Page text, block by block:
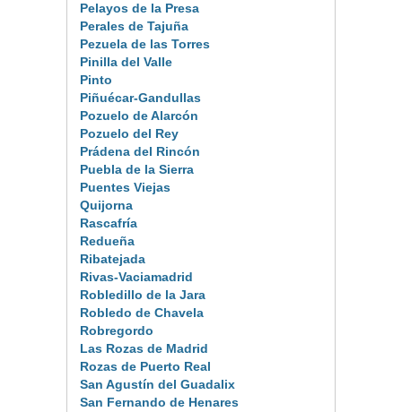
Pelayos de la Presa
Perales de Tajuña
Pezuela de las Torres
Pinilla del Valle
Pinto
Piñuécar-Gandullas
Pozuelo de Alarcón
Pozuelo del Rey
Prádena del Rincón
Puebla de la Sierra
Puentes Viejas
Quijorna
Rascafría
Redueña
Ribatejada
Rivas-Vaciamadrid
Robledillo de la Jara
Robledo de Chavela
Robregordo
Las Rozas de Madrid
Rozas de Puerto Real
San Agustín del Guadalix
San Fernando de Henares